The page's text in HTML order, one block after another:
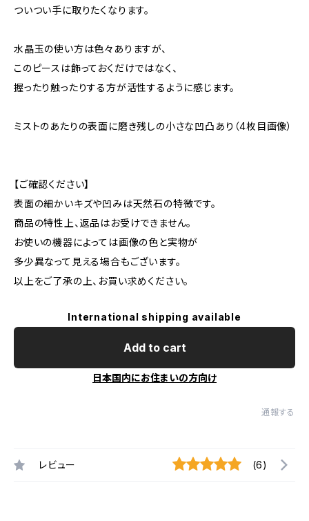
ついつい手に取りたくなります。
水晶玉の使い方は色々ありますが、
このピースは飾っておくだけではなく、
握ったり触ったりする方が活性するように感じます。
ミストのあたりの表面に磨き残しの小さな凹凸あり（4枚目画像）
【ご確認ください】
表面の細かいキズや凹みは天然石の特徴です。
商品の特性上、返品はお受けできません。
お使いの機器によっては画像の色と実物が
多少異なって見える場合もございます。
以上をご了承の上、お買い求めください。
International shipping available
Add to cart
日本国内にお住まいの方向け
通報する
レビュー (6)